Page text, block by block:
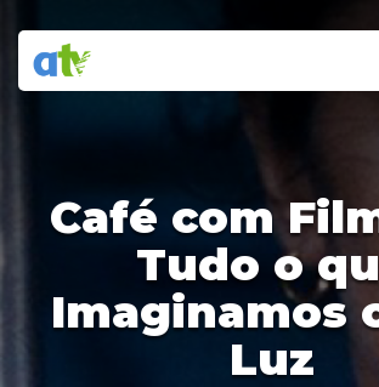
Café com
Tudo o
Imaginamos
Luz